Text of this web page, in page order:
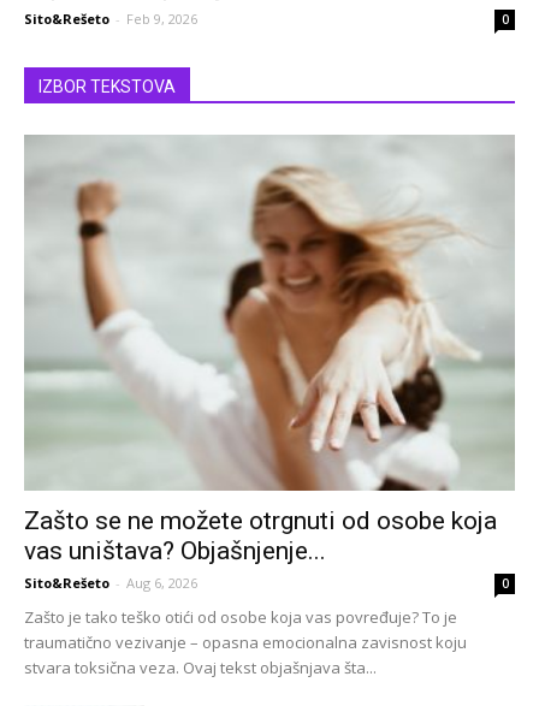
Sito&Rešeto - Feb 9, 2026 0
IZBOR TEKSTOVA
Zašto se ne možete otrgnuti od osobe koja
vas uništava? Objašnjenje...
Sito&Rešeto - Aug 6, 2026 0
Zašto je tako teško otići od osobe koja vas povređuje? To je
traumatično vezivanje – opasna emocionalna zavisnost koju
stvara toksična veza. Ovaj tekst objašnjava šta...